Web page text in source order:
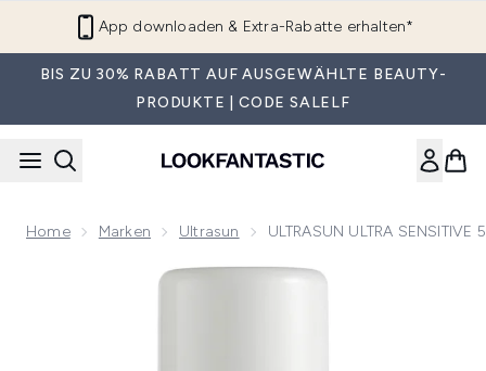
App downloaden & Extra-Rabatte erhalten*
BIS ZU 30% RABATT AUF AUSGEWÄHLTE BEAUTY-
PRODUKTE | CODE SALELF
Home Marken Ultrasun ULTRASUN ULTRA
Now showing image 1 ULTRASUN ULTRA SENSITIVE 50+ -